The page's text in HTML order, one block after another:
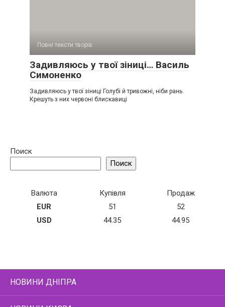
Повні тексти творів
Задивляюсь у твої зіниці… Василь
Симоненко
Задивляюсь у твої зіниці Голубі й тривожні, ніби рань.
Крешуть з них червоні блискавиці
Поиск
Поиск
Валюта Купівля
Продаж
EUR
51
52
USD
44.35 44.95
НОВИНИ ДНІПРА